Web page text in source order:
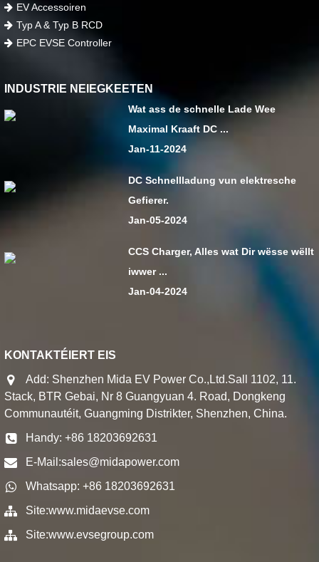
EV Accessoiren
Typ A & Typ B RCD
EPC EVSE Controller
INDUSTRIE NEIEGKEETEN
Wat ass de schnelle Lade Wee
Maximal Kraaft DC ...
Jan-11-2024
DC Schnellladung vun elektresche
Gefierer.
Jan-05-2024
CCS Charger, Alles wat Dir wësse wëllt
iwwer ...
Jan-04-2024
KONTAKTÉIERT EIS
Add: Shenzhen Mida EV Power Co.,Ltd.Sall 1102, 11.
Stack, BTR Gebai, Nr 8 Guangyuan 4. Road, Dongkeng
Communautéit, Guangming Distrikter, Shenzhen, China.
Handy: +86 18203692631
E-Mail:sales@midapower.com
Whatsapp: +86 18203692631
Site:www.midaevse.com
Site:www.evsegroup.com